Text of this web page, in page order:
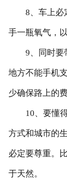
8、车上必定
手一瓶氧气，
9、同时要带
地方不能手机
少确保路上的
10、要懂得
方式和城市的
必定要尊重。
于天然。